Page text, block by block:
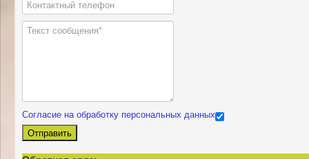
Согласие на обработку персональных данных
Отправить